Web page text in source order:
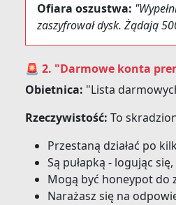
Ofiara oszustwa:
zaszyfrował dysk. Żądają
🚨 2. "Darmowe konta
Obietnica: "Lista
Rzeczywistość: To
Przestaną działać po
Są pułapką - logując
Mogą być honeypot do
Narażasz się na